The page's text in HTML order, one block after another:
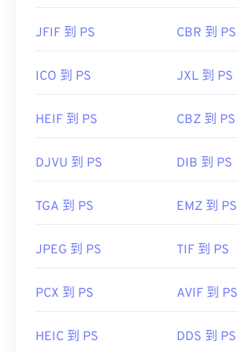
JFIF 到 PS CBR 到 PS
ICO 到 PS JXL 到 PS
HEIF 到 PS CBZ 到 PS
DJVU 到 PS DIB 到 PS
TGA 到 PS EMZ 到 PS
JPEG 到 PS TIF 到 PS
PCX 到 PS AVIF 到 PS
HEIC 到 PS DDS 到 PS